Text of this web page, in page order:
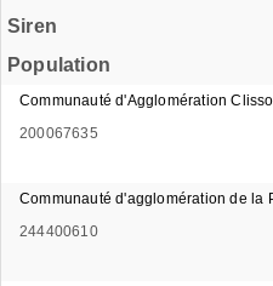
Siren
Population
Communauté d'Agglomération
200067635
Communauté d'agglomération de la
244400610